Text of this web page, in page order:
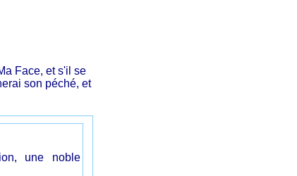
Face, et s'il se
son péché, et
une noble